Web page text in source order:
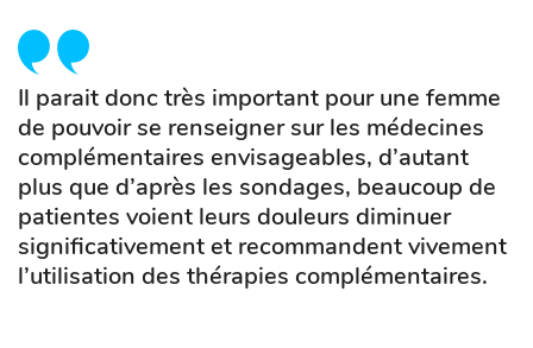
Il parait donc très important pour une femme
de pouvoir se renseigner sur les médecines
complémentaires envisageables, d’autant
plus que d’après les sondages, beaucoup de
patientes voient leurs douleurs diminuer
significativement et recommandent vivement
l’utilisation des thérapies complémentaires.